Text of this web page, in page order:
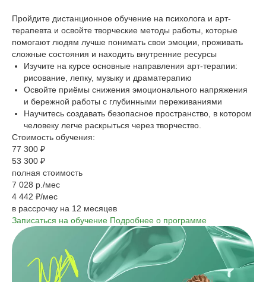
Пройдите дистанционное обучение на психолога и арт-
терапевта и освойте творческие методы работы, которые
помогают людям лучше понимать свои эмоции, проживать
сложные состояния и находить внутренние ресурсы
Изучите на курсе основные направления арт-терапии:
рисование, лепку, музыку и драматерапию
Освойте приёмы снижения эмоционального напряжения
и бережной работы с глубинными переживаниями
Научитесь создавать безопасное пространство, в котором
человеку легче раскрыться через творчество.
Стоимость обучения:
77 300 ₽
53 300 ₽
полная стоимость
7 028 р./мес
4 442 ₽/мес
в рассрочку на 12 месяцев
Записаться на обучение Подробнее о программе